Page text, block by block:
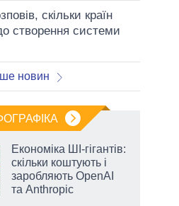
скільки країн
створення системи
новин
Економіка ШІ-гігантів:
скільки коштують і
заробляють OpenAI
та Anthropic